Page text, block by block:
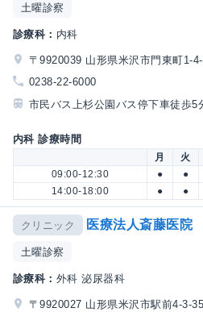
土曜診察
診療科： 内科
〒9920039 山形県米沢市門東町1-
0238-22-6000
市民バス上杉公園バス停下車徒歩5
内科 診療時間
月 火
09:00-12:30
● ●
14:00-18:00
● ●
クリニック 医療法人斎藤医院
土曜診察
診療科： 外科 泌尿器科
〒9920027 山形県米沢市駅前4-3-35